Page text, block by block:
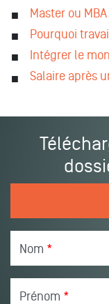
Master ou
Pourquoi
Intégrer le
Salaire après
Nom *
Prénom *